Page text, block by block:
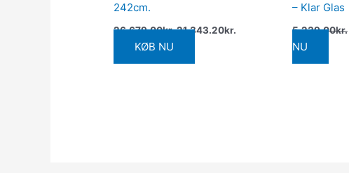
242cm.
26,679.00kr.21,343.20kr.
KØB NU
– Klar Glas
5,239.00kr.
NU